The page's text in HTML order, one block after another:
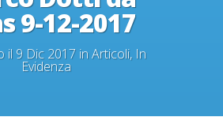
9-12-2017
il 9 Dic 2017 inArticoli, In
Evidenza